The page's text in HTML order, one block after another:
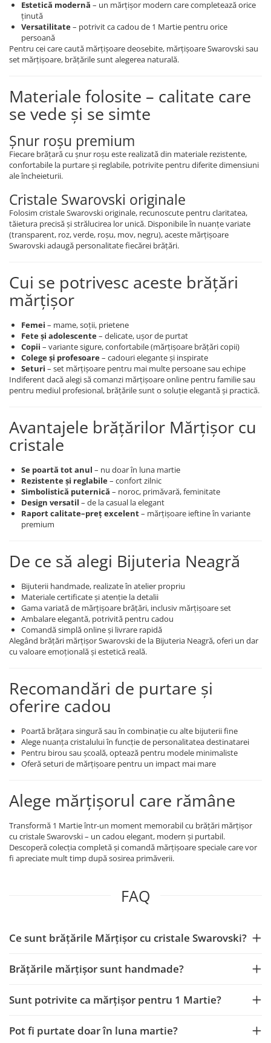
Estetică modernă – un mărțișor modern care completează orice
ținută
Versatilitate– potrivit ca cadou de 1 Martie pentru orice
persoană
Pentru cei care caută mărțișoare deosebite, mărțișoare Swarovski sau
set mărțișoare, brățările sunt alegerea naturală.
Materiale folosite – calitate care
se vede și se simte
Șnur roșu premium
Fiecare brățară cu șnur roșu este realizată din materiale rezistente,
confortabile la purtare și reglabile, potrivite pentru diferite dimensiuni
ale încheieturii.
Cristale Swarovski originale
Folosim cristale Swarovski originale, recunoscute pentru claritatea,
tăietura precisă și strălucirea lor unică. Disponibile în nuanțe variate
(transparent, roz, verde, roșu, mov, negru), aceste mărțișoare
Swarovski adaugă personalitate fiecărei brățări.
Cui se potrivesc aceste brățări
mărțișor
Femei – mame, soții, prietene
Fete și adolescente– delicate, ușor de purtat
Copii – variante sigure, confortabile (mărțișoare brățări copii)
Colege și profesoare– cadouri elegante și inspirate
Seturi – set mărțișoare pentru mai multe persoane sau echipe
Indiferent dacă alegi să comanzi mărțișoare online pentru familie sau
pentru mediul profesional, brățările sunt o soluție elegantă și practică.
Avantajele brățărilor Mărțișor cu
cristale
Se poartă tot anul – nu doar în luna martie
Rezistente și reglabile– confort zilnic
Simbolistică puternică – noroc, primăvară, feminitate
Design versatil – de la casual la elegant
Raport calitate–preț excelent– mărțișoare ieftine în variante
premium
De ce să alegi Bijuteria Neagră
Bijuterii handmade, realizate în atelier propriu
Materiale certificate și atenție la detalii
Gama variată de mărțișoare brățări, inclusiv mărțișoare set
Ambalare elegantă, potrivită pentru cadou
Comandă simplă online și livrare rapidă
Alegând brățări mărțișor Swarovski de la Bijuteria Neagră, oferi un dar
cu valoare emoțională și estetică reală.
Recomandări de purtare și
oferire cadou
Poartă brățara singură sau în combinație cu alte bijuterii fine
Alege nuanța cristalului în funcție de personalitatea destinatarei
Pentru birou sau școală, optează pentru modele minimaliste
Oferă seturi de mărțișoare pentru un impact mai mare
Alege mărțișorul care rămâne
Transformă 1 Martie într-un moment memorabil cu brățări mărțișor
cu cristale Swarovski – un cadou elegant, modern și purtabil.
Descoperă colecția completă și comandă mărțișoare speciale care vor
fi apreciate mult timp după sosirea primăverii.
FAQ
Ce sunt brățările Mărțișor cu cristale Swarovski?
Brățările mărțișor sunt handmade?
Sunt potrivite ca mărțișor pentru 1 Martie?
Pot fi purtate doar în luna martie?